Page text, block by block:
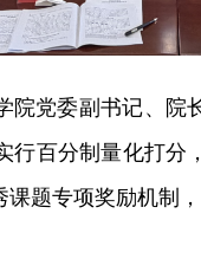
院党委副书记、
行百分制量化打分
题专项奖励机制